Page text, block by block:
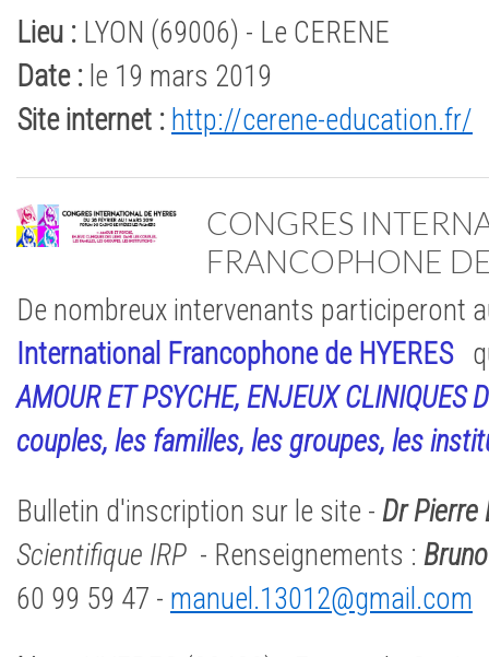
Lieu : LYON (69006) - Le CERENE
Date : le 19 mars 2019
Site internet : http://cerene-education.fr/
CONGRES
FRANCOPHONE
De nombreux intervenants participeront
International Francophone de HYERES
AMOUR ET PSYCHE, ENJEUX CLINIQUES
couples, les familles, les groupes, les
Bulletin d'inscription sur le site - Dr Pierre
Scientifique IRP - Renseignements :
60 99 59 47 - manuel.13012@gmail.com